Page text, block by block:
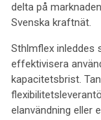
delta på
Svenska kraftnät.
Sthlmflex
effektivisera
kapacitetsbrist.
elanvändning eller